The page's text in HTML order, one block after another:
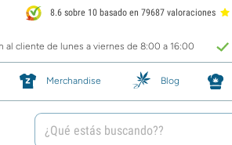
8.6 sobre 10 basado en 79687 valoraciones
al cliente de lunes a viernes de 8:00 a 16:00
Merchandise Blog